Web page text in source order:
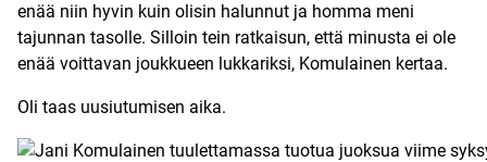
enää niin hyvin kuin olisin halunnut ja homma meni
tajunnan tasolle. Silloin tein ratkaisun, että minusta ei ole
enää voittavan joukkueen lukkariksi, Komulainen kertaa.
Oli taas uusiutumisen aika.